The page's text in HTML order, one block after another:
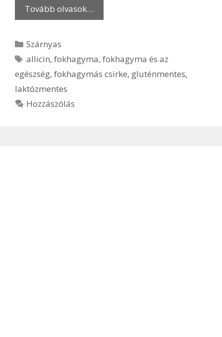
Tovább olvasok…
Kategória
Szárnyas
Címkék
allicin,fokhagyma,fokhagyma és az
egészség, fokhagymás csirke, gluténmentes,
laktózmentes
Hozzászólás